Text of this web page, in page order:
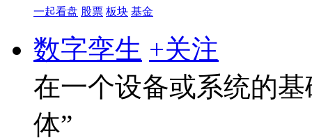
一起看盘 股票 板块 基金
数字孪生 +关注
在一个设备或系统的
体”